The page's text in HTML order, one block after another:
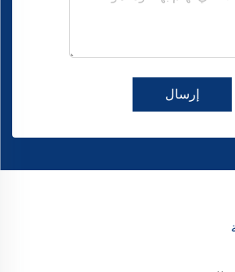
إرسال